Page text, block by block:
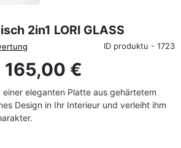
2in1 LORI GLASS
ID produktu - 1723
165,00 €
einer eleganten Platte aus gehärtetem
Design in Ihr Interieur und verleiht ihm